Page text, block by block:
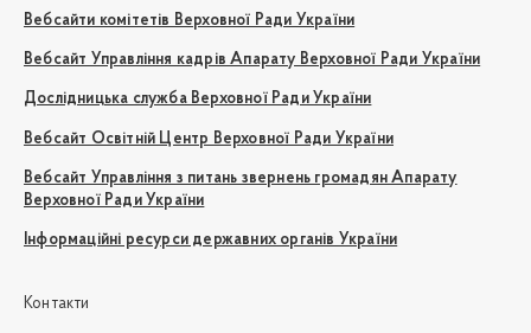
Вебсайти комітетів Верховної Ради України
Вебсайт Управління кадрів Апарату Верховної Ради України
Дослідницька служба Верховної Ради України
Вебсайт Освітній Центр Верховної Ради України
Вебсайт Управління з питань звернень громадян Апарату
Верховної Ради України
Інформаційні ресурси державних органів України
Контакти